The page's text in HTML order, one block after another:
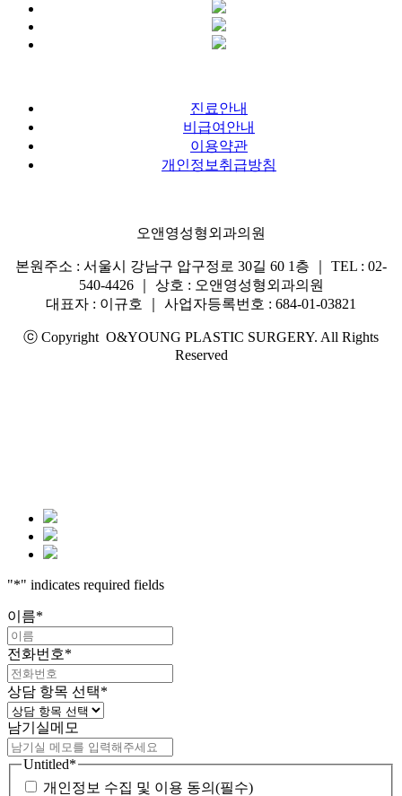
진료안내
비급여안내
이용약관
개인정보취급방침
오앤영성형외과의원
본원주소 : 서울시 강남구 압구정로 30길 60 1층 ｜ TEL : 02-
540-4426 ｜ 상호 : 오앤영성형외과의원
대표자 : 이규호 ｜ 사업자등록번호 : 684-01-03821
ⓒ Copyright O&YOUNG PLASTIC SURGERY. All Rights
Reserved
"*" indicates required fields
이름*
전화번호*
상담 항목 선택*
남기실메모
Untitled*
개인정보 수집 및 이용 동의(필수)